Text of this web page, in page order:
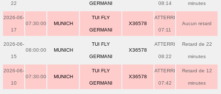
22 GERMANI 08:14 minutes
2026-06-
17
07:30:00 MUNICH
TUI FLY
GERMANI
X36578
ATTERRI
07:11
Aucun retard
2026-06-
15
08:00:00 MUNICH
TUI FLY
GERMANI
X36578
ATTERRI
08:22
Retard de 22
minutes
2026-06-
10
07:30:00 MUNICH
TUI FLY
GERMANI
X36578
ATTERRI
07:42
Retard de 12
minutes